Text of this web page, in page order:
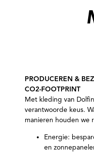
PRODUCEREN &
CO2-FOOTPRINT
Met kleding van
verantwoorde keus.
manieren houden we
Energie:
en